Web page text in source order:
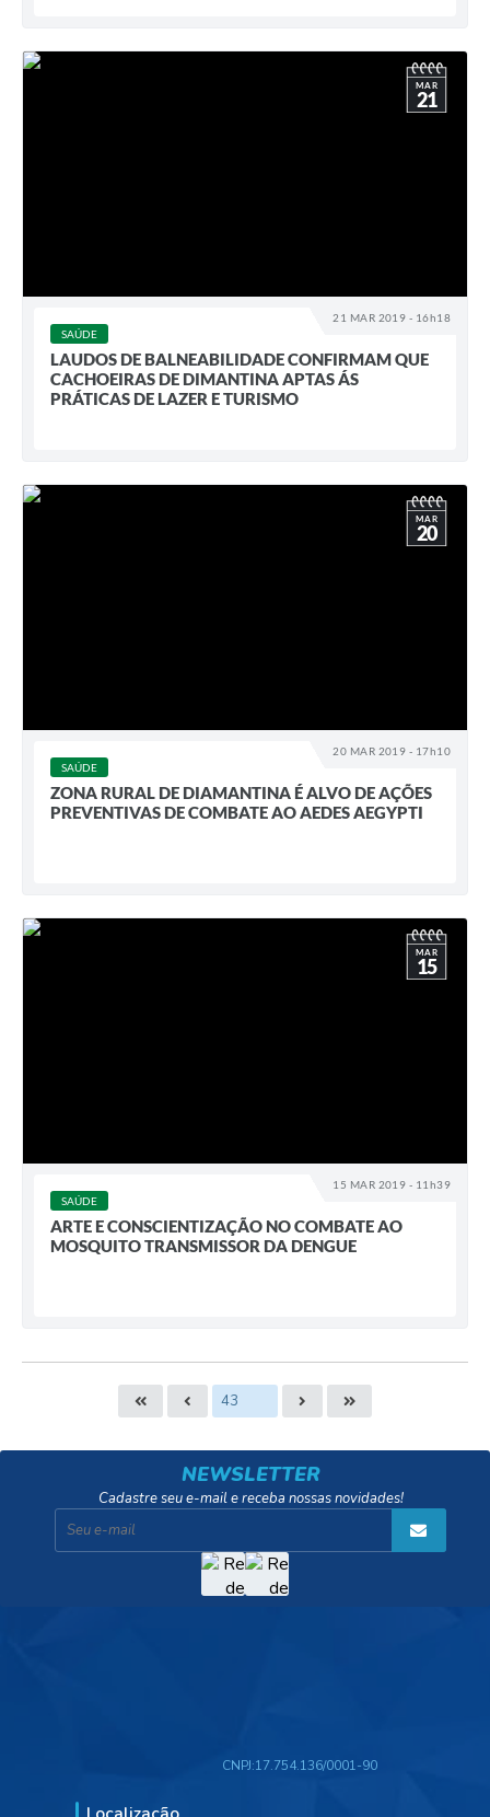
21 MAR 2019 - 16h18
MAR
21
SAÚDE
LAUDOS DE BALNEABILIDADE CONFIRMAM QUE
CACHOEIRAS DE DIMANTINA APTAS ÁS
PRÁTICAS DE LAZER E TURISMO
20 MAR 2019 - 17h10
MAR
20
SAÚDE
ZONA RURAL DE DIAMANTINA É ALVO DE AÇÕES
PREVENTIVAS DE COMBATE AO AEDES AEGYPTI
15 MAR 2019 - 11h39
MAR
15
SAÚDE
ARTE E CONSCIENTIZAÇÃO NO COMBATE AO
MOSQUITO TRANSMISSOR DA DENGUE
NEWSLETTER
Cadastre seu e-mail e receba nossas novidades!
CNPJ:17.754.136/0001-90